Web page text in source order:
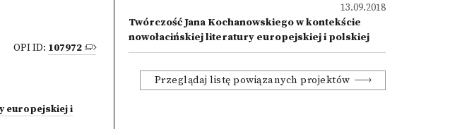
OPI ID: 107972
europejskiej i
13.09.2018
Twórczość Jana Kochanowskiego w kontekście
nowołacińskiej literatury europejskiej i polskiej
Przeglądaj listę powiązanych projektów